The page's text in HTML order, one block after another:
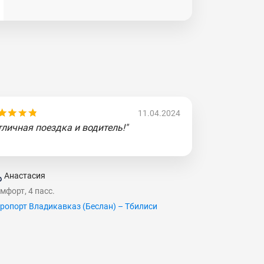
11.04.2024
поездка и водитель!"
Анастасия
4 пасс.
Владикавказ (Беслан) – Тбилиси